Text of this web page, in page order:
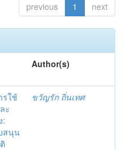
previous 1 next
Author(s)
รใช้
ะ
:
สนุน
ขวัญรัก ถิ่นเทศ